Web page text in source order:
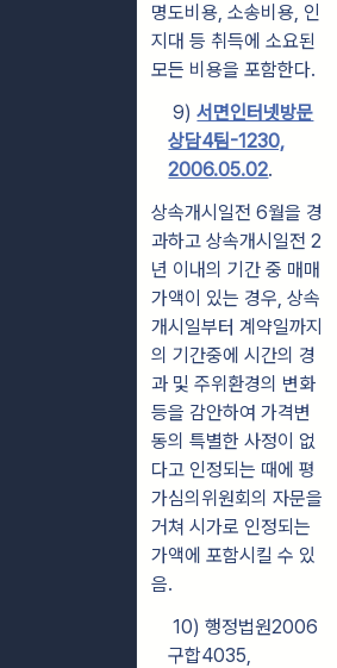
명도비 용, 소송비용, 인
지대 등 취득에 소요된
모든 비용을 포함한다.
9)서면인터넷방문
상담4팀-1230,
2006.05.02.
상속개시일전 6월을 경
과하고 상속개시일전 2
년 이내의 기간 중 매매
가액이 있는 경우, 상속
개시일부터 계약일까지
의 기간중에 시간의 경
과 및 주위환경의 변화
등을 감안하여 가격변
동의 특별한 사정이 없
다고 인정되는 때에 평
가심의위원회 의 자문을
거쳐 시가로 인정되는
가액에 포함시킬 수 있
음.
10) 행정법원2006
구합4035,